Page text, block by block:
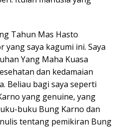
Tahun Mas Hasto
saya kagumi ini. Saya
Yang Maha Kuasa
dan kedamaian
Beliau bagi saya seperti
yang genuine, yang
buku Bung Karno dan
tentang pemikiran Bung